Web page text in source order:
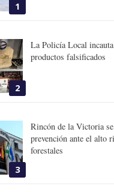
1
2
La Policía Local
productos falsificados
3
Rincón de la Victoria
prevención ante el alto
forestales